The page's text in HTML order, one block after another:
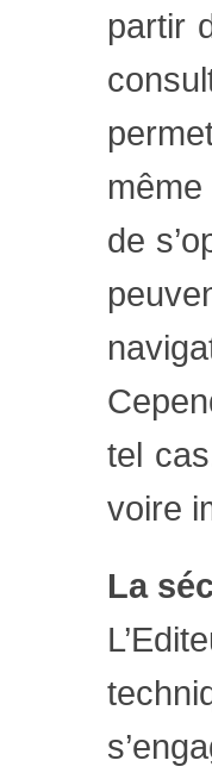
partir
de
tel
voire
La